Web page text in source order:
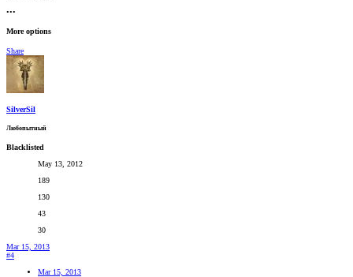
•••
More options
Share
SilverSil
Любопытный
Blacklisted
May 13, 2012
189
130
43
30
Mar 15, 2013
#4
Mar 15, 2013